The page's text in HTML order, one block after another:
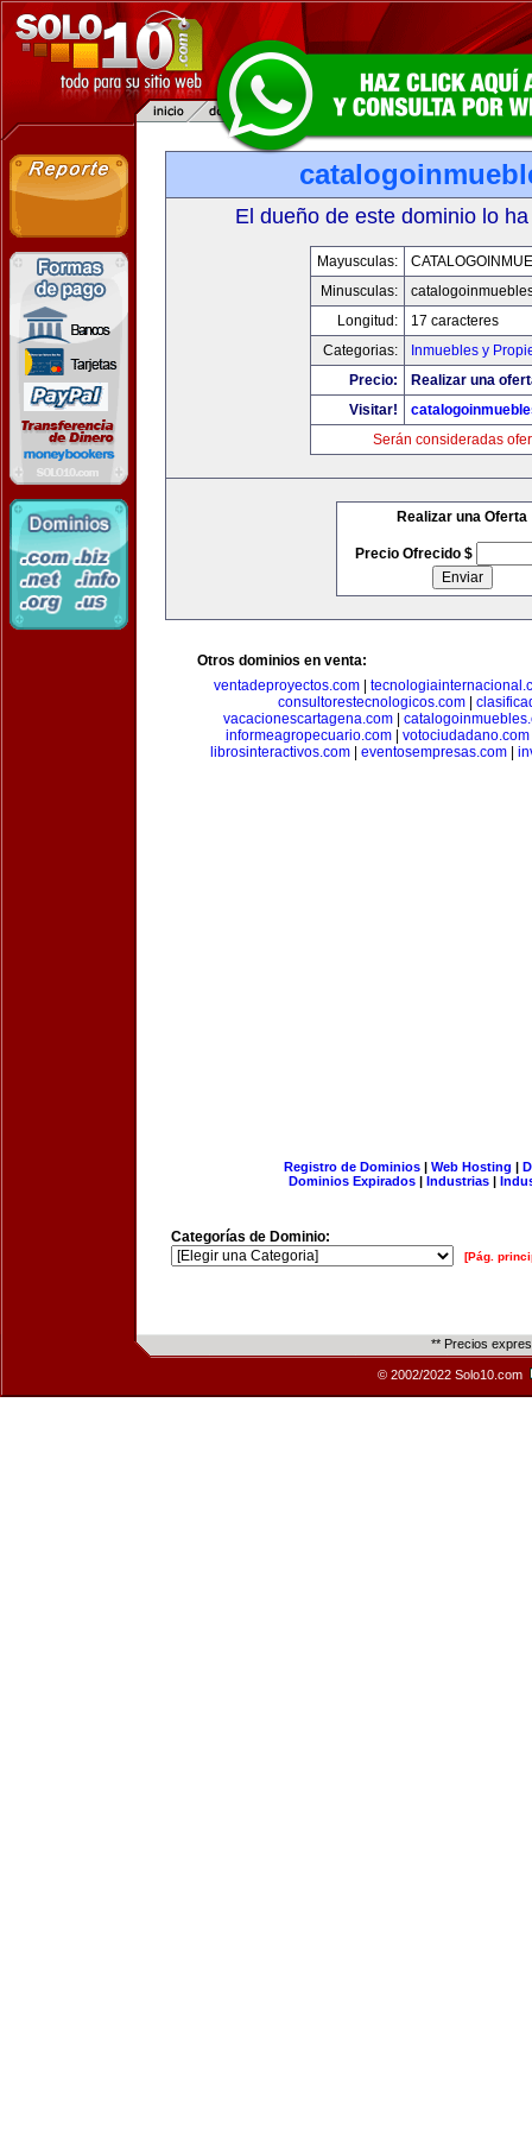
El dueño de este dominio lo
Mayusculas:
Minusculas:
Longitud:
17 caracteres
Categorias:
Inmuebles y
Precio:
Realizar una
Visitar!
Serán consideradas
Realizar una Oferta
Precio Ofrecido $
Otros dominios en venta:
ventadeproyectos.com|
consultorestecnologicos.com
vacacionescartagena.com
informeagropecuario.com| votociudadano.com
librosinteractivos.com| eventosempresas.com|
Registro de Dominios| Web Hosting |
Dominios Expirados | Industrias |
Categorías de Dominio:
[Pág.
** Precios
© 2002/2022 Solo10.com